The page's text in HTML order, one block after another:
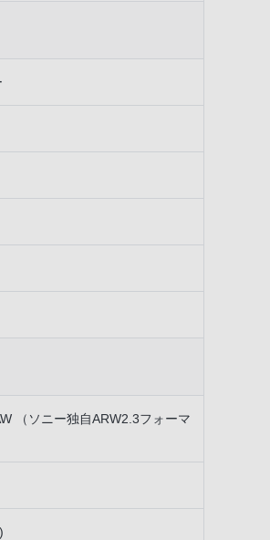
（ソニー独自ARW2.3フォーマ